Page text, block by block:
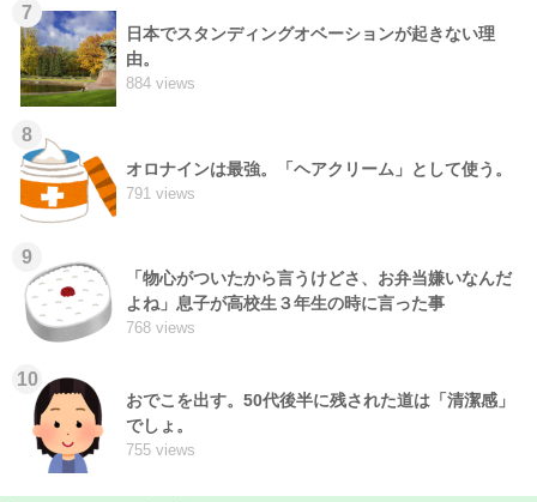
7
日本でスタンディングオベーションが起きない理
由。
884 views
8
オロナインは最強。「ヘアクリーム」として使う。
791 views
9
「物心がついたから言うけどさ、お弁当嫌いなんだ
よね」息子が高校生３年生の時に言った事
768 views
10
おでこを出す。50代後半に残された道は「清潔感」
でしょ。
755 views